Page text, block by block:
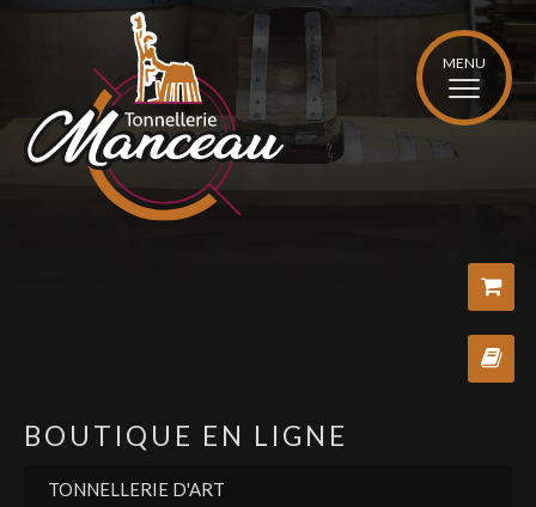
MENU
BOUTIQUE EN LIGNE
TONNELLERIE D'ART